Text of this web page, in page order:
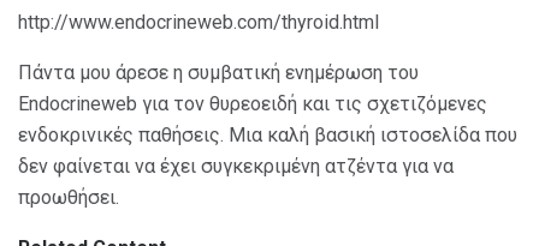
http://www.endocrineweb.com/thyroid.html
Πάντα μου άρεσε η συμβατική ενημέρωση του
Endocrineweb για τον θυρεοειδή και τις σχετιζόμενες
ενδοκρινικές παθήσεις. Μια καλή βασική ιστοσελίδα που
δεν φαίνεται να έχει συγκεκριμένη ατζέντα για να
προωθήσει.